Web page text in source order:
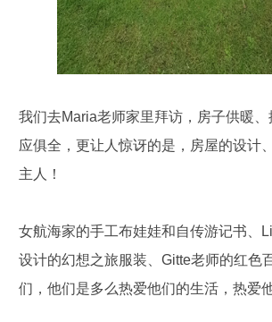
我们去Maria老师家里拜访，房子供暖
应俱全，更让人惊讶的是，房屋的设计
主人！
女航海家的手工布娃娃和自传游记书、
设计的幻想之旅服装、Gitte老师的红色
们，他们是多么热爱他们的生活，热爱